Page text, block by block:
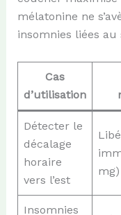
mélatonine ne
insomnies liées
Cas
d’utilisation
Détecter le
décalage
horaire
vers l’est
mg)
Insomnies